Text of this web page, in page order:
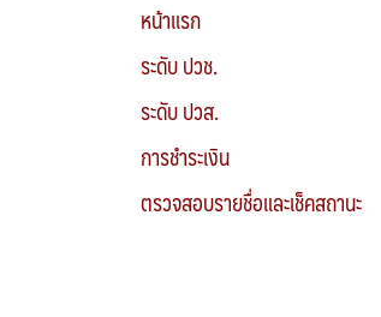
หน้าแรก
ระดับ ปวช.
ระดับ ปวส.
การชำระเงิน
ตรวจสอบรายชื่อและเช็คสถานะ